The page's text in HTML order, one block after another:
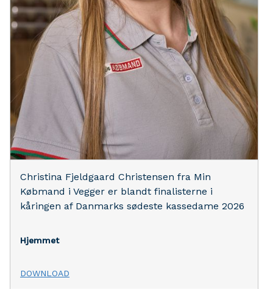
Christina Fjeldgaard Christensen fra Min
Købmand i Vegger er blandt finalisterne i
kåringen af Danmarks sødeste kassedame 2026
Hjemmet
DOWNLOAD